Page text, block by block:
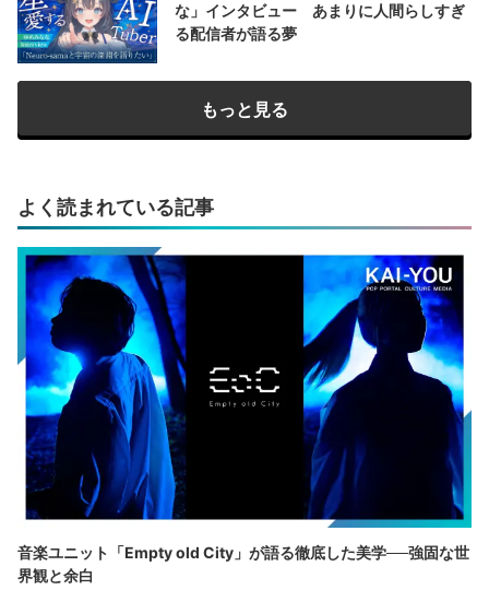
な」インタビュー あまりに人間らしすぎ
る配信者が語る夢
もっと見る
よく読まれている記事
音楽ユニット「Empty old City」が語る徹底した美学──強固な世
界観と余白